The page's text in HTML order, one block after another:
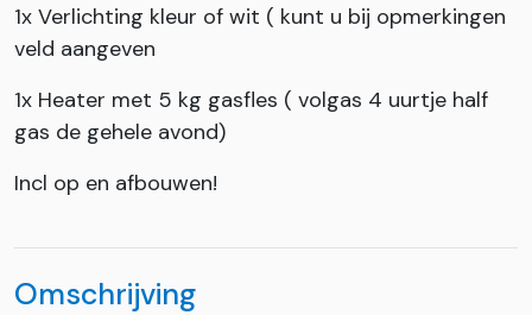
1x Verlichting kleur of wit ( kunt u bij opmerkingen
veld aangeven
1x Heater met 5 kg gasfles ( volgas 4 uurtje half
gas de gehele avond)
Incl op en afbouwen!
Omschrijving